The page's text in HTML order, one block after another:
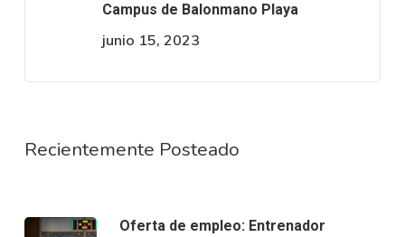
Campus de Balonmano Playa
junio 15, 2023
Recientemente Posteado
Oferta de empleo: Entrenador